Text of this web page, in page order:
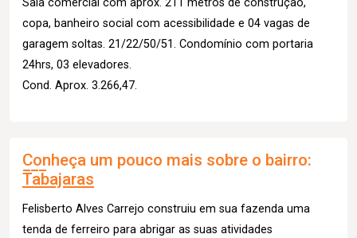
Sala comercial com aprox. 211 metros de construção,
copa, banheiro social com acessibilidade e 04 vagas de
garagem soltas. 21/22/50/51. Condomínio com portaria
24hrs, 03 elevadores.
Cond. Aprox. 3.266,47.
Conheça um pouco mais sobre o bairro:
Tabajaras
Felisberto Alves Carrejo construiu em sua fazenda uma
tenda de ferreiro para abrigar as suas atividades